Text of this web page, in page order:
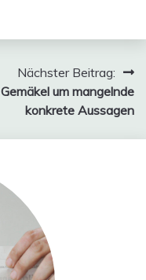
Nächster Beitrag:
Gemäkel um mangelnde
konkrete Aussagen